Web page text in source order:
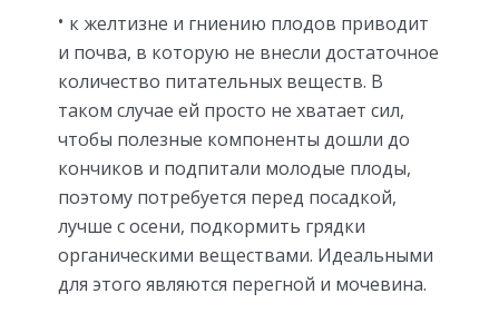
к желтизне и гниению плодов приводит
и почва, в которую не внесли достаточное
количество питательных веществ. В
таком случае ей просто не хватает сил,
чтобы полезные компоненты дошли до
кончиков и подпитали молодые плоды,
поэтому потребуется перед посадкой,
лучше с осени, подкормить грядки
органическими веществами. Идеальными
для этого являются перегной и мочевина.